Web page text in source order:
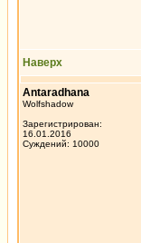
Наверх
Antaradhana
Wolfshadow
Зарегистрирован:
16.01.2016
Суждений: 10000